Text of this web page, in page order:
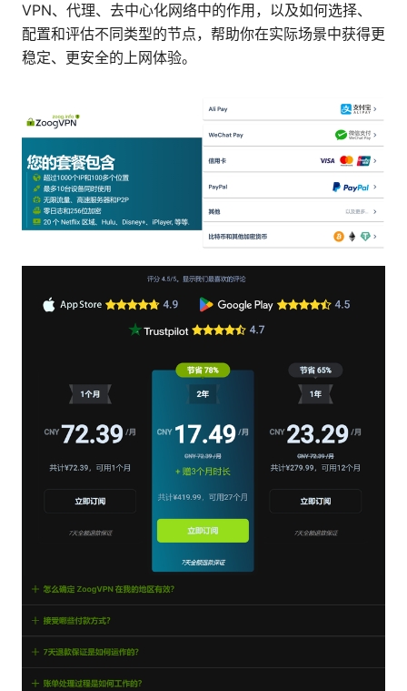
VPN、代理、去中心化网络中的作用，以及如何选择、
配置和评估不同类型的节点，帮助你在实际场景中获得更
稳定、更安全的上网体验。